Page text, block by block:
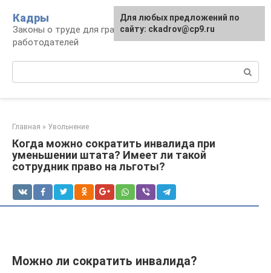
контенту
Кадры
Законы о труде для граждан и
работодателей
Главная » Увольнение
Когда можно сократить инвалида при
уменьшении штата? Имеет ли такой
сотрудник право на льготы?
Можно ли сократить инвалида?
Для любых предложений по
сайту: ckadrov@cp9.ru